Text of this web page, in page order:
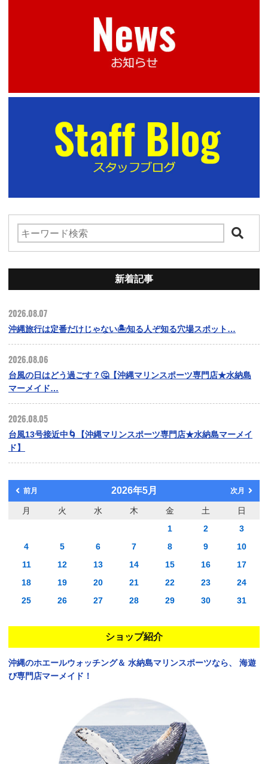
新着記事
2026.08.07
沖縄旅行は定番だけじゃない🏝️知る人ぞ知る穴場スポット…
2026.08.06
台風の日はどう過ごす？🤔【沖縄マリンスポーツ専門店★水納島
マーメイド…
2026.08.05
台風13号接近中🌀【沖縄マリンスポーツ専門店★水納島マーメイ
ド】
前月 2026年5月 次月
月 火 水 木 金 土
日
1
2
3
4
5 6 7 8 9
10
11
12 13 14 15 16
17
18
19 20 21 22 23
24
25
26 27 28 29 30 31
ショップ紹介
沖縄のホエールウォッチング＆ 水納島マリンスポーツなら、
海遊
び専門店マーメイド！